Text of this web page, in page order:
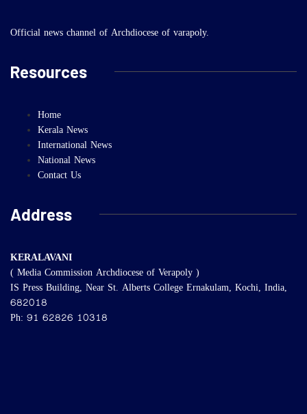
Official news channel of Archdiocese of varapoly.
Resources
Home
Kerala News
International News
National News
Contact Us
Address
KERALAVANI
( Media Commission Archdiocese of Verapoly )
IS Press Building, Near St. Alberts College Ernakulam, Kochi, India,
682018
Ph: 91 62826 10318